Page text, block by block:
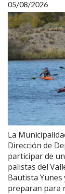
05/08/2026
La
Dirección de
participar de
palistas del
Bautista Yunes
preparan para